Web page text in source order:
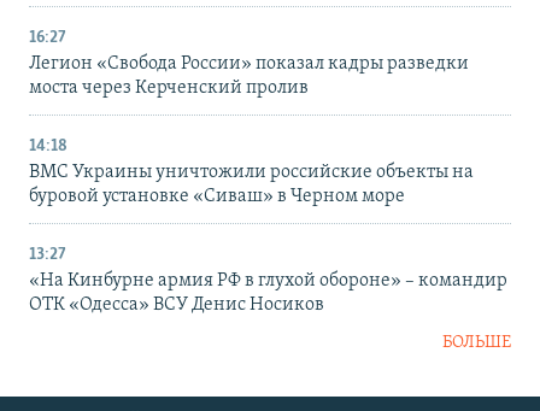
16:27
Легион «Свобода России» показал кадры разведки
моста через Керченский пролив
14:18
ВМС Украины уничтожили российские объекты на
буровой установке «Сиваш» в Черном море
13:27
«На Кинбурне армия РФ в глухой обороне» – командир
ОТК «Одесса» ВСУ Денис Носиков
БОЛЬШЕ